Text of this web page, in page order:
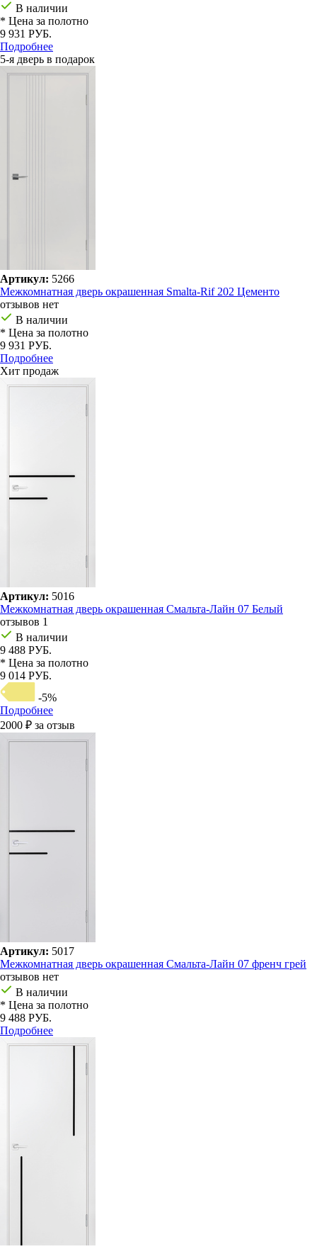
В наличии
* Цена за полотно
9 931 РУБ.
Подробнее
5-я дверь в подарок
Артикул: 5266
Межкомнатная дверь окрашенная Smalta-Rif 202 Цементо
отзывов нет
В наличии
* Цена за полотно
9 931 РУБ.
Подробнее
Хит продаж
Артикул: 5016
Межкомнатная дверь окрашенная Смальта-Лайн 07 Белый
отзывов 1
В наличии
9 488 РУБ.
* Цена за полотно
9 014 РУБ.
-5%
Подробнее
2000 ₽ за отзыв
Артикул: 5017
Межкомнатная дверь окрашенная Смальта-Лайн 07 френч грей
отзывов нет
В наличии
* Цена за полотно
9 488 РУБ.
Подробнее